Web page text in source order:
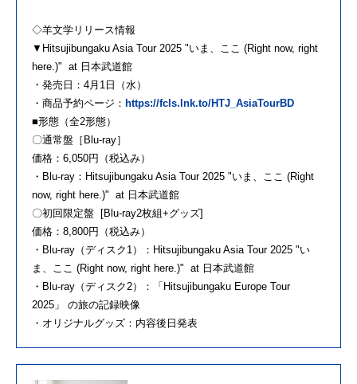
◇羊文学リリース情報
▼Hitsujibungaku Asia Tour 2025 "いま、ここ (Right now, right
here.)" at 日本武道館
・発売日：4月1日（水）
・商品予約ページ： https://fcls.lnk.to/HTJ_AsiaTourBD
■形態（全2形態）
〇通常盤［Blu-ray］
価格：6,050円（税込み）
・Blu-ray：Hitsujibungaku Asia Tour 2025 "いま、ここ (Right
now, right here.)" at 日本武道館
〇初回限定盤 [Blu-ray2枚組+グッズ]
価格：8,800円（税込み）
・Blu-ray（ディスク1）：Hitsujibungaku Asia Tour 2025 "い
ま、ここ (Right now, right here.)" at 日本武道館
・Blu-ray（ディスク2）：「Hitsujibungaku Europe Tour
2025」 の旅の記録映像
・オリジナルグッズ：内容後日発表